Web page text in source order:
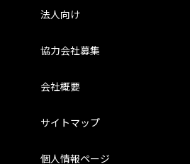
法人向け
協力会社募集
会社概要
サイトマップ
個人情報ページ